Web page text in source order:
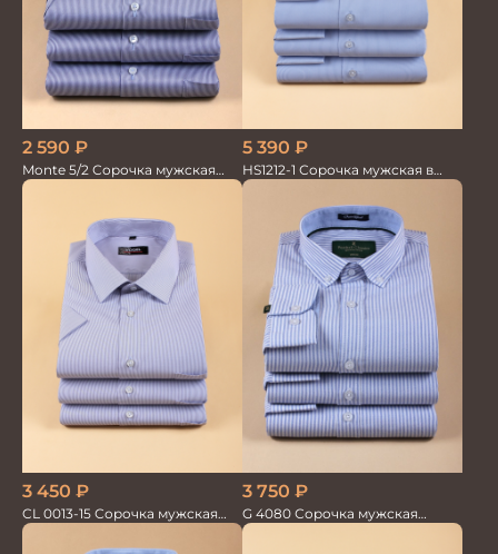
2 590 ₽
Monte 5/2 Сорочка мужская
кор.рукав
5 390 ₽
HS1212-1 Сорочка мужская в
мелкую полоску
3 450 ₽
CL 0013-15 Сорочка мужская
короткий рукав
3 750 ₽
G 4080 Сорочка мужская
голубой